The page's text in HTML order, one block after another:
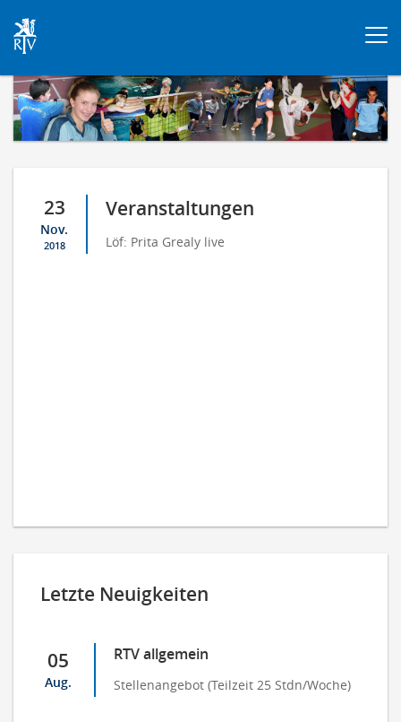
23
Nov.
2018
Veranstaltungen
Löf: Prita Grealy live
Letzte Neuigkeiten
05
Aug.
RTV allgemein
Stellenangebot (Teilzeit 25 Stdn/Woche)